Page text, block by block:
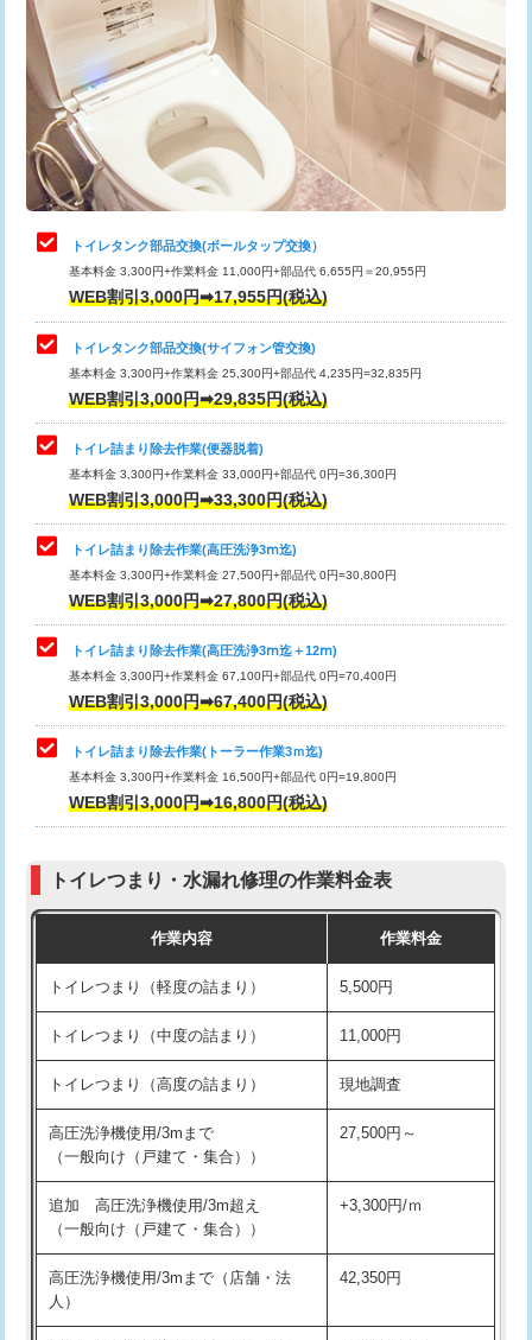
トイレタンク部品交換(ボールタップ交換）
基本料金 3,300円+作業料金 11,000円+部品代 6,655円＝20,955円
WEB割引3,000円➡17,955円(税込)
トイレタンク部品交換(サイフォン管交換)
基本料金 3,300円+作業料金 25,300円+部品代 4,235円=32,835円
WEB割引3,000円➡29,835円(税込)
トイレ詰まり除去作業(便器脱着)
基本料金 3,300円+作業料金 33,000円+部品代 0円=36,300円
WEB割引3,000円➡33,300円(税込)
トイレ詰まり除去作業(高圧洗浄3ⅿ迄)
基本料金 3,300円+作業料金 27,500円+部品代 0円=30,800円
WEB割引3,000円➡27,800円(税込)
トイレ詰まり除去作業(高圧洗浄3ⅿ迄＋12ⅿ)
基本料金 3,300円+作業料金 67,100円+部品代 0円=70,400円
WEB割引3,000円➡67,400円(税込)
トイレ詰まり除去作業(トーラー作業3ｍ迄)
基本料金 3,300円+作業料金 16,500円+部品代 0円=19,800円
WEB割引3,000円➡16,800円(税込)
トイレつまり・水漏れ修理の作業料金表
作業内容 作業料金
トイレつまり（軽度の詰まり） 5,500円
トイレつまり（中度の詰まり） 11,000円
トイレつまり（高度の詰まり） 現地調査
高圧洗浄機使用/3mまで
（一般向け（戸建て・集合））
27,500円～
追加 高圧洗浄機使用/3m超え
（一般向け（戸建て・集合））
+3,300円/ｍ
高圧洗浄機使用/3mまで（店舗・法
人）
42,350円